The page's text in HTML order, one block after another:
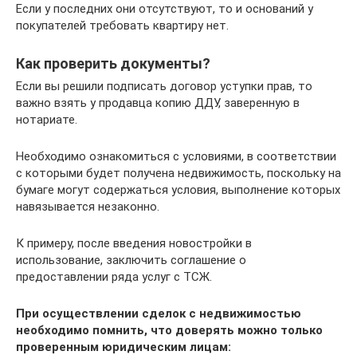
Если у последних они отсутствуют, то и оснований у
покупателей требовать квартиру нет.
Как проверить документы?
Если вы решили подписать договор уступки прав, то
важно взять у продавца копию ДДУ, заверенную в
нотариате.
Необходимо ознакомиться с условиями, в соответствии
с которыми будет получена недвижимость, поскольку на
бумаге могут содержаться условия, выполнение которых
навязывается незаконно.
К примеру, после введения новостройки в
использование, заключить соглашение о
предоставлении ряда услуг с ТСЖ.
При осуществлении сделок с недвижимостью
необходимо помнить, что доверять можно только
проверенным юридическим лицам: